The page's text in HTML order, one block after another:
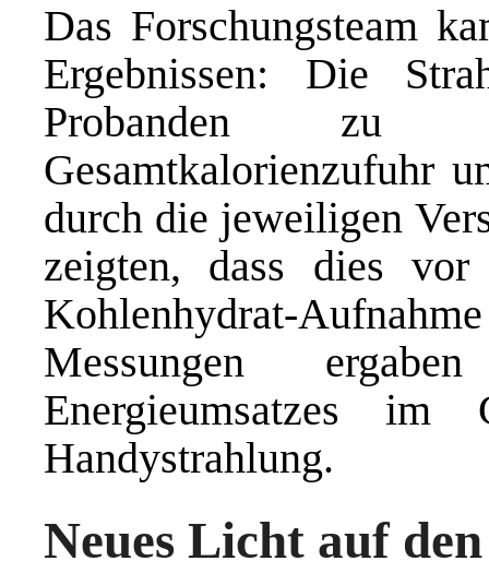
Das Forschungsteam
Ergebnissen: Die
Probanden zu
Gesamtkalorienzufuhr
durch die jeweiligen
zeigten, dass dies
Kohlenhydrat-
Messungen
Energieumsatzes
Handystrahlung.
Neues Licht auf